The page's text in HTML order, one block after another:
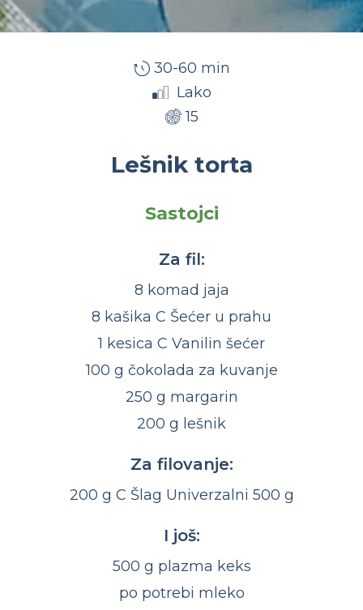
30-60 min
Lako
15
Lešnik torta
Sastojci
Za fil:
8 komad jaja
8 kašika C Šećer u prahu
1 kesica C Vanilin šećer
100 g čokolada za kuvanje
250 g margarin
200 g lešnik
Za filovanje:
200 g C Šlag Univerzalni 500 g
I još:
500 g plazma keks
po potrebi mleko